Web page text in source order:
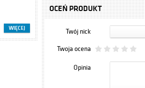
WIĘCEJ
OCEŃ PRODUKT
Twój nick
Twoja ocena
Opinia